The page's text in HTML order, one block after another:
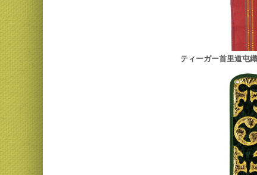
ティーガー首里道屯